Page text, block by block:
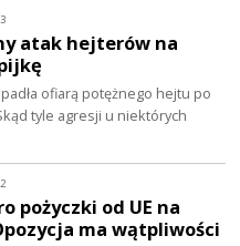
atak hejterów na
ofiarą potężnego hejtu po
tyle agresji u niektórych
pożyczki od UE na
ma wątpliwości